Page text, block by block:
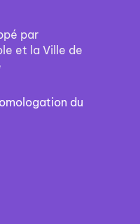
par
et la Ville de